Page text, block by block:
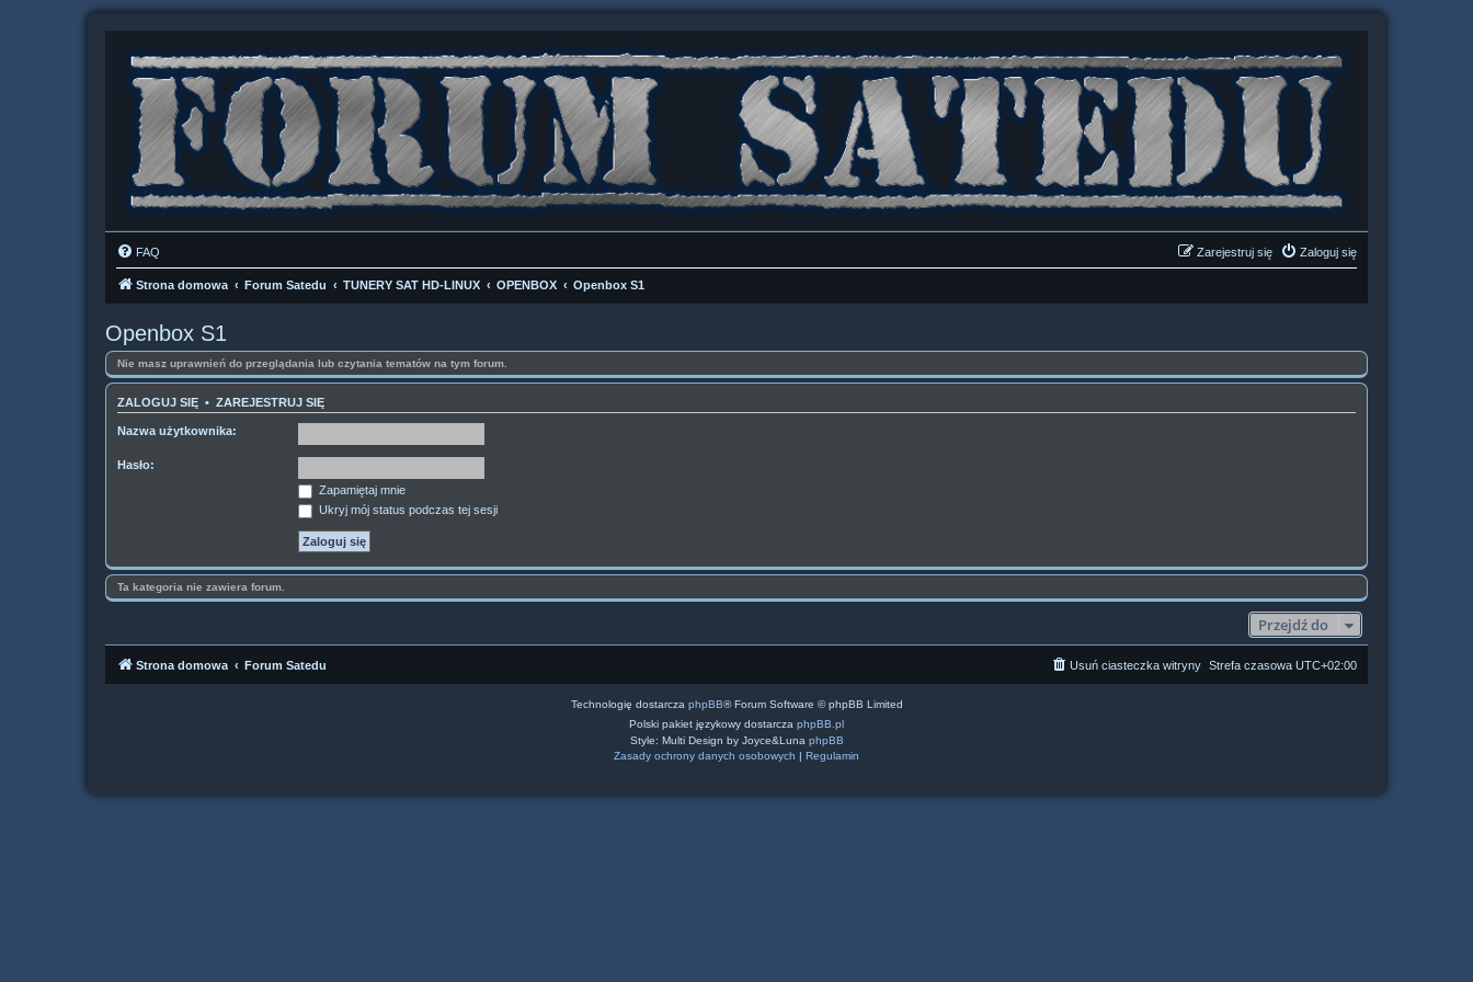
FAQ Zaloguj się
Zarejestruj się
Strona domowa Forum Satedu TUNERY SAT HD-LINUX OPENBOX Openbox S1
Openbox S1
Nie masz uprawnień do przeglądania lub czytania tematów na tym forum.
ZALOGUJ SIĘ • ZAREJESTRUJ SIĘ
Nazwa użytkownika:
Hasło:
Zapamiętaj mnie
Ukryj mój status podczas tej sesji
Ta kategoria nie zawiera forum.
Przejdź do
Strona domowa Forum Satedu Strefa czasowa UTC+02:00
Usuń ciasteczka witryny
Technologię dostarcza phpBB® Forum Software © phpBB Limited
Polski pakiet językowy dostarcza phpBB.pl
Style: Multi Design by Joyce&Luna phpBB
Zasady ochrony danych osobowych | Regulamin